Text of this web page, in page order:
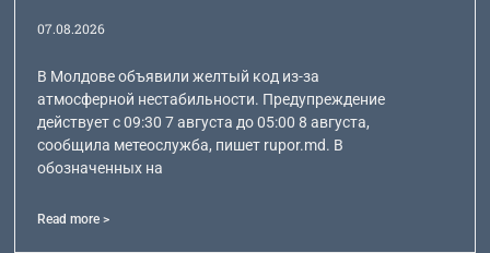
07.08.2026
В Молдове объявили желтый код из-за
атмосферной нестабильности. Предупреждение
действует с 09:30 7 августа до 05:00 8 августа,
сообщила метеослужба, пишет rupor.md. В
обозначенных на
Read more >